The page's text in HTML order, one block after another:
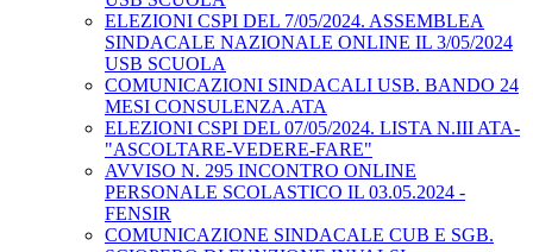
ELEZIONI CSPI DEL 7/05/2024. ASSEMBLEA
SINDACALE NAZIONALE ONLINE IL 3/05/2024
USB SCUOLA
COMUNICAZIONI SINDACALI USB. BANDO 24
MESI CONSULENZA.ATA
ELEZIONI CSPI DEL 07/05/2024. LISTA N.III ATA-
"ASCOLTARE-VEDERE-FARE"
AVVISO N. 295 INCONTRO ONLINE
PERSONALE SCOLASTICO IL 03.05.2024 -
FENSIR
COMUNICAZIONE SINDACALE CUB E SGB.